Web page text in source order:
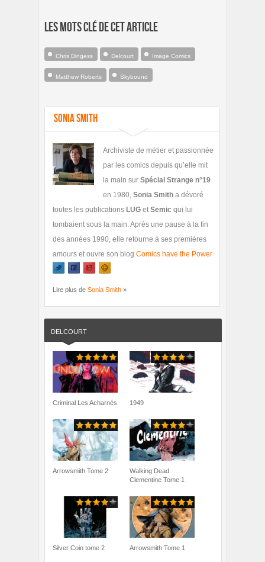
Les mots clé de cet article
Chris Dingess Delcourt Image Comics
Matthew Roberts Skybound
Sonia Smith
Archiviste de métier et passionnée
par les comics depuis qu’elle mit
la main sur Spécial Strange n°19
en 1980, Sonia Smith a dévoré
toutes les publications LUG et Semic qui lui
tombaient sous la main. Après une pause à la fin
des années 1990, elle retourne à ses premières
amours et ouvre son blog Comics have the Power
Lire plus de Sonia Smith »
DELCOURT
Criminal Les Acharnés 1949
Arrowsmith Tome 2
Walking Dead
Clementine Tome 1
Silver Coin tome 2 Arrowsmith Tome 1